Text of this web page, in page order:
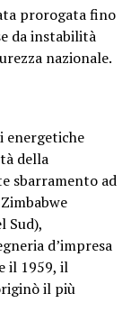
prorogata fino
da instabilità
nazionale.
energetiche
della
sbarramento ad
Sud),
d’impresa
il 1959, il
il più